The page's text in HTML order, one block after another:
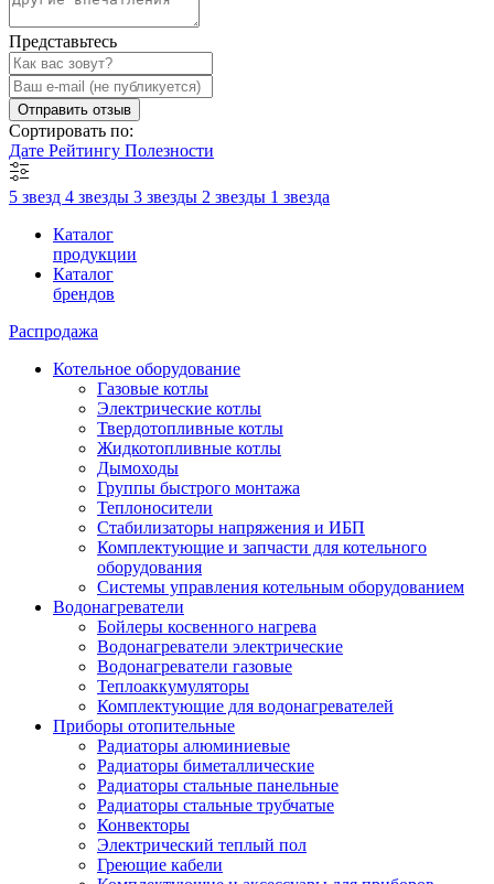
Представьтесь
Отправить отзыв
Сортировать по:
Дате Рейтингу Полезности
5 звезд 4 звезды 3 звезды 2 звезды 1 звезда
Каталог
продукции
Каталог
брендов
Распродажа
Котельное оборудование
Газовые котлы
Электрические котлы
Твердотопливные котлы
Жидкотопливные котлы
Дымоходы
Группы быстрого монтажа
Теплоносители
Стабилизаторы напряжения и ИБП
Комплектующие и запчасти для котельного
оборудования
Системы управления котельным оборудованием
Водонагреватели
Бойлеры косвенного нагрева
Водонагреватели электрические
Водонагреватели газовые
Теплоаккумуляторы
Комплектующие для водонагревателей
Приборы отопительные
Радиаторы алюминиевые
Радиаторы биметаллические
Радиаторы стальные панельные
Радиаторы стальные трубчатые
Конвекторы
Электрический теплый пол
Греющие кабели